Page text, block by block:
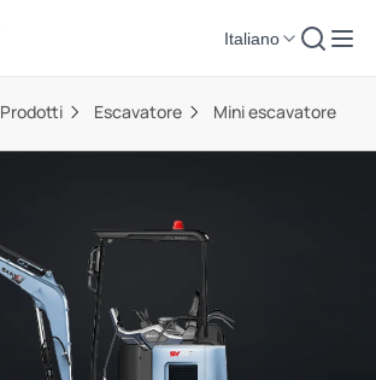
Italiano
Prodotti Escavatore Mini escavatore